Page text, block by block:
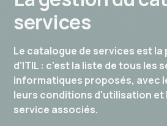
services
Le catalogue de services est la
d'ITIL : c'est la liste de tous les
informatiques proposés, avec
leurs conditions d'utilisation et
service associés.